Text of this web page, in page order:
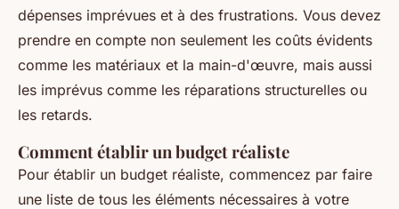
dépenses imprévues et à des frustrations. Vous devez
prendre en compte non seulement les coûts évidents
comme les matériaux et la main-d'œuvre, mais aussi
les imprévus comme les réparations structurelles ou
les retards.
Comment établir un budget réaliste
Pour établir un budget réaliste, commencez par faire
une liste de tous les éléments nécessaires à votre